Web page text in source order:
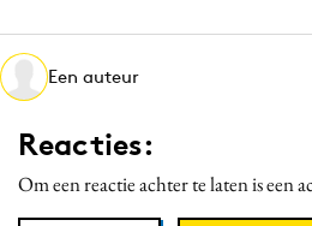
Martech
Media
Merkstrategie
PR
Programmatic
Een auteur
Reacties:
Om een reactie achter te laten is een